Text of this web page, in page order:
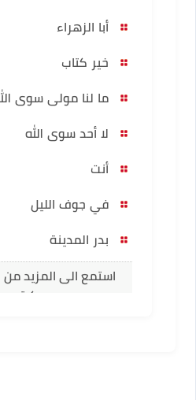
أبا الزهراء
خير كتاب
ما لنا مولى سوى
لا أحد سوى الله
أنت
في جوف الليل
بدر المدينة
استمع الى المزيد
كرتس